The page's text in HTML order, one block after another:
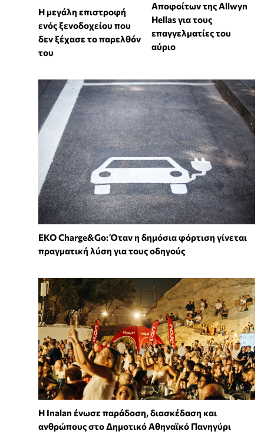
Η μεγάλη επιστροφή
ενός ξενοδοχείου που
δεν ξέχασε το παρελθόν
του
Αποφοίτων της Allwyn
Hellas για τους
επαγγελματίες του
αύριο
EKO Charge&Go: Όταν η δημόσια φόρτιση γίνεται
πραγματική λύση για τους οδηγούς
Η Inalan ένωσε παράδοση, διασκέδαση και
ανθρώπους στο Δημοτικό Αθηναϊκό Πανηγύρι